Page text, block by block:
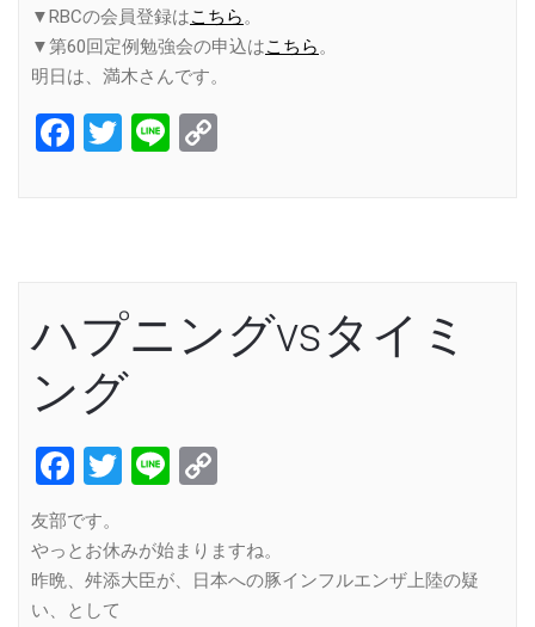
▼RBCの会員登録はこちら。
▼第60回定例勉強会の申込はこちら。
明日は、満木さんです。
Facebook
Twitter
Line
ハプニングvsタイミ
ング
Facebook
Twitter
Line
友部です。
やっとお休みが始まりますね。
昨晩、舛添大臣が、日本への豚インフルエンザ上陸の疑
い、として